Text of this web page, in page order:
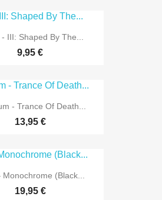
III: Shaped By The...
9,95 €
- Trance Of Death...
13,95 €
Monochrome (Black...
19,95 €